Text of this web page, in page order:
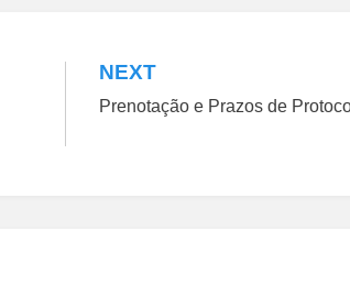
NEXT
Prenotação e Prazos de